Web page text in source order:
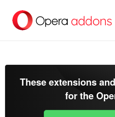
đến
These extensions
for the